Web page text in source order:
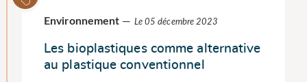
Environnement — Le 05 décembre 2023
Les bioplastiques comme alternative
au plastique conventionnel